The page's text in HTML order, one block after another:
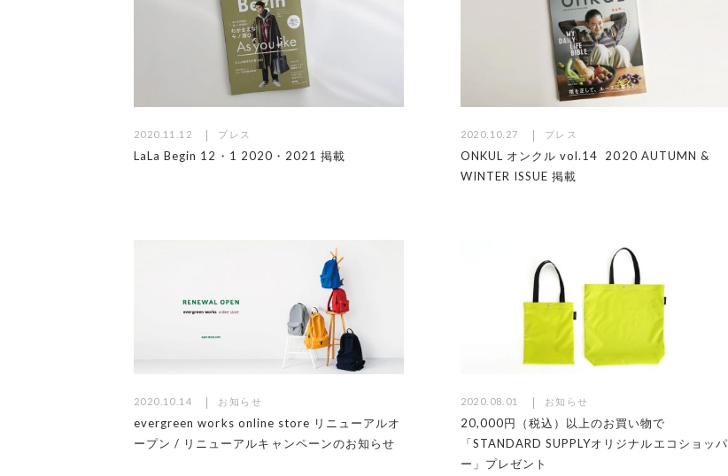
2020.11.12 プレス
LaLa Begin 12・1 2020・2021 掲載
2020.10.27 プレス
ONKUL オンクル vol.14 2020 AUTUMN &
WINTER ISSUE 掲載
2020.10.14 お知らせ
evergreen works online store リニューアルオ
ープン / リニューアルキャンペーンのお知らせ
2020.08.01 お知らせ
20,000円（税込）以上のお買い物で
「STANDARD SUPPLYオリジナルエコショッパ
ー」プレゼント